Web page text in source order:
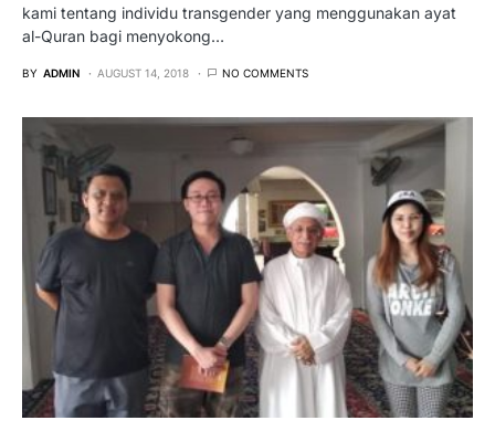
kami tentang individu transgender yang menggunakan ayat
al-Quran bagi menyokong…
BY ADMIN AUGUST 14, 2018 NO COMMENTS